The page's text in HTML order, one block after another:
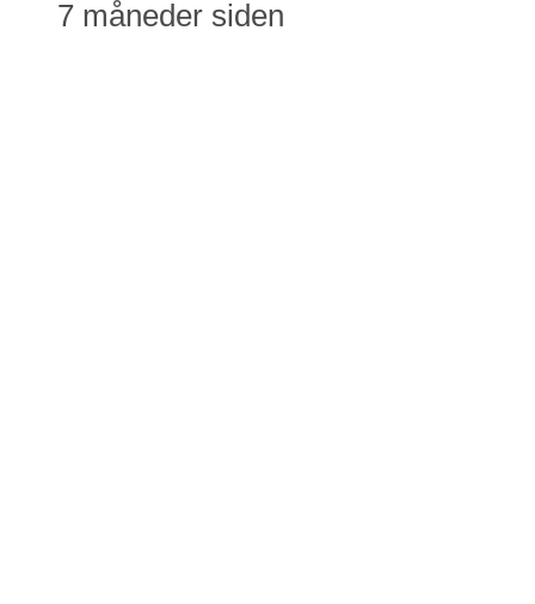
7 måneder siden